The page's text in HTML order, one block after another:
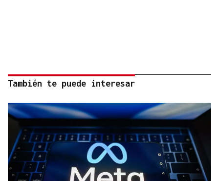
También te puede interesar